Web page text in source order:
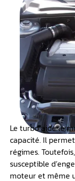
Le turbo aide le
capacité. Il
régimes.
susceptible
moteur et même